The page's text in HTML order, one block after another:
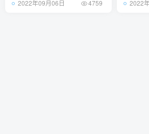
2022年09月06日 4759 2022